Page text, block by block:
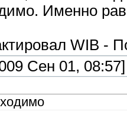
Именно
WIB -
Сен 01, 08:57]